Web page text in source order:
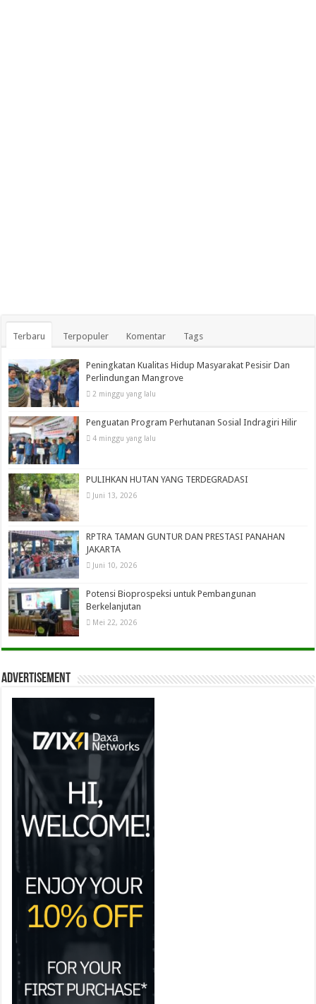
Terbaru Terpopuler Komentar Tags
Peningkatan Kualitas Hidup Masyarakat Pesisir Dan
Perlindungan Mangrove
2 minggu yang lalu
Penguatan Program Perhutanan Sosial Indragiri Hilir
4 minggu yang lalu
PULIHKAN HUTAN YANG TERDEGRADASI
Juni 13, 2026
RPTRA TAMAN GUNTUR DAN PRESTASI PANAHAN
JAKARTA
Juni 10, 2026
Potensi Bioprospeksi untuk Pembangunan
Berkelanjutan
Mei 22, 2026
Advertisement